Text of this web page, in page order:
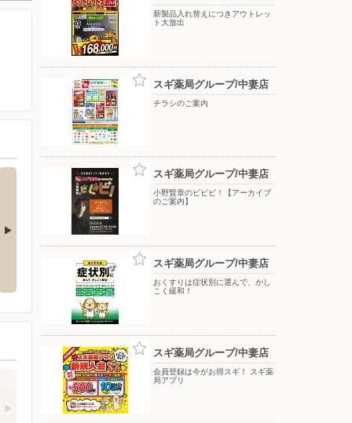
8/1号 展示品・在庫品大処分最
大70%オフ!!
新製品入れ替えにつきアウトレッ
ト大放出
スギ薬局グループ/中妻店
チラシのご案内
スギ薬局グループ/中妻店
小野賢章のビビビ！【アーカイブ
のご案内】
スギ薬局グループ/中妻店
おくすりは症状別に選んで、かし
こく緩和！
スギ薬局グループ/中妻店
会員登録は今がお得スギ！ スギ薬
局アプリ